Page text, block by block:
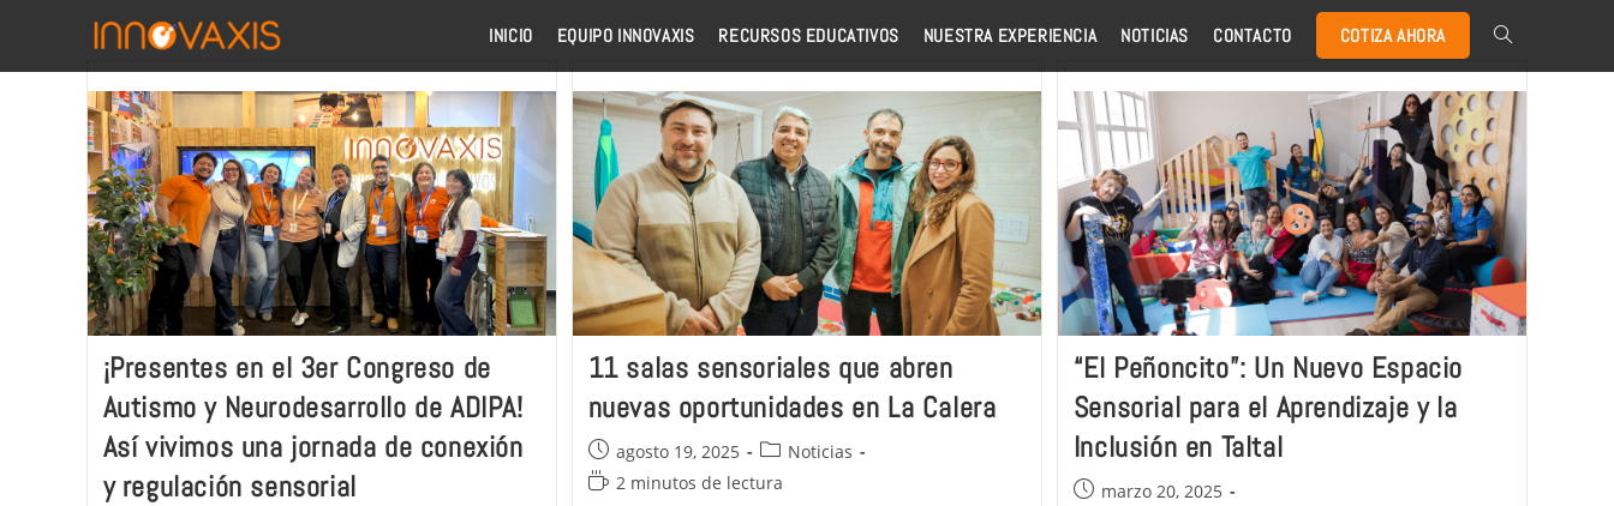
INICIO EQUIPO INNOVAXIS RECURSOS EDUCATIVOS NUESTRA EXPERIENCIA NOTICIAS CONTACTO COTIZA AHORA
¡Presentes en el 3er Congreso de
Autismo y Neurodesarrollo de ADIPA!
Así vivimos una jornada de conexión
y regulación sensorial
11 salas sensoriales que abren
nuevas oportunidades en La Calera
agosto 19, 2025
Noticias
2 minutos de lectura
“El Peñoncito”: Un Nuevo Espacio
Sensorial para el Aprendizaje y la
Inclusión en Taltal
marzo 20, 2025